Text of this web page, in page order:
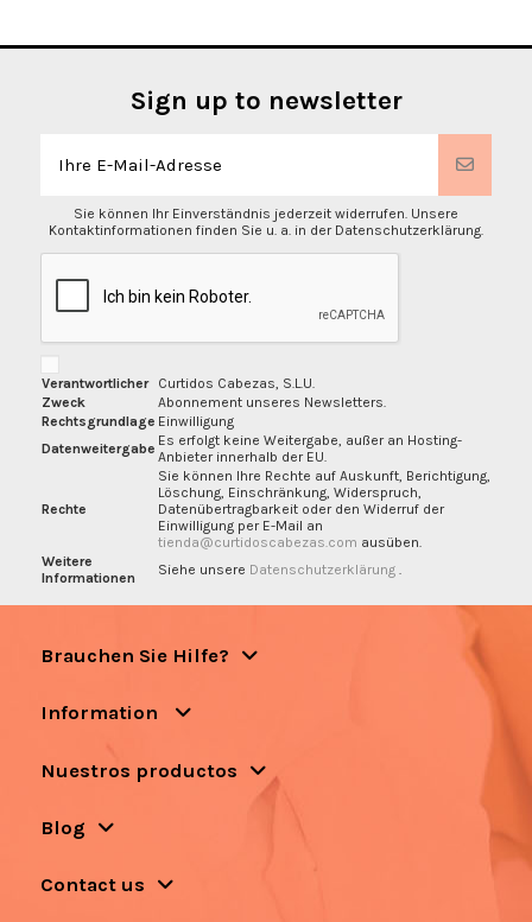
Sign up to newsletter
Sie können Ihr Einverständnis jederzeit widerrufen. Unsere
Kontaktinformationen finden Sie u. a. in der Datenschutzerklärung.
Verantwortlicher
Curtidos Cabezas, S.L.U.
Zweck
Abonnement unseres Newsletters.
Rechtsgrundlage Einwilligung
Datenweitergabe Es erfolgt keine Weitergabe, außer an Hosting-
Anbieter innerhalb der EU.
Rechte
Sie können Ihre Rechte auf Auskunft, Berichtigung,
Löschung, Einschränkung, Widerspruch,
Datenübertragbarkeit oder den Widerruf der
Einwilligung per E-Mail an
tienda@curtidoscabezas.com ausüben.
Weitere
Informationen
Siehe unsere Datenschutzerklärung
Brauchen Sie Hilfe?
Information
Nuestros productos
Blog
Contact us